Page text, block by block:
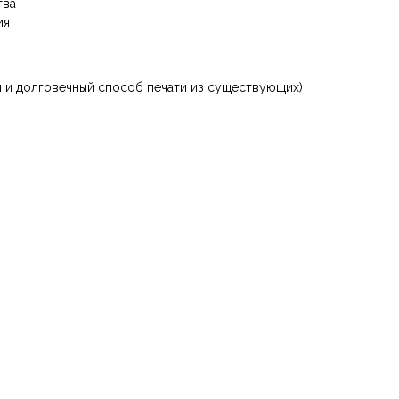
долговечный способ печати из существующих)